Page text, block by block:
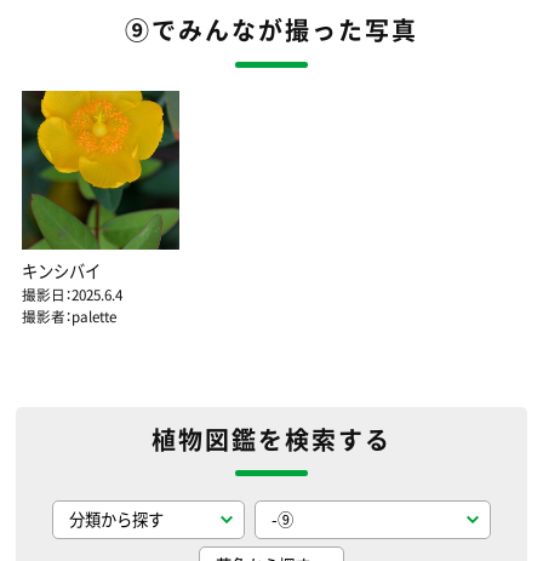
⑨でみんなが撮った写真
キンシバイ
撮影日：2025.6.4
撮影者：palette
植物図鑑を検索する